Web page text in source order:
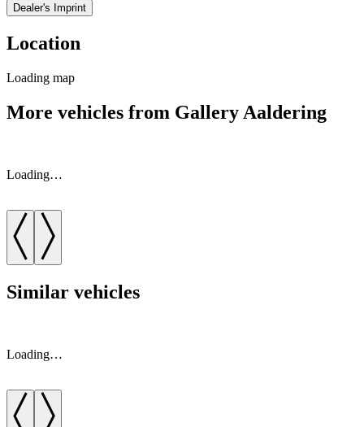
Dealer's Imprint
Location
Loading map
More vehicles from Gallery Aaldering
Loading…
Similar vehicles
Loading…